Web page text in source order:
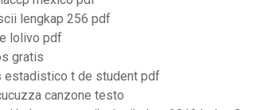
lengkap 256 pdf
lolivo pdf
gratis
estadistico t de student pdf
canzone testo